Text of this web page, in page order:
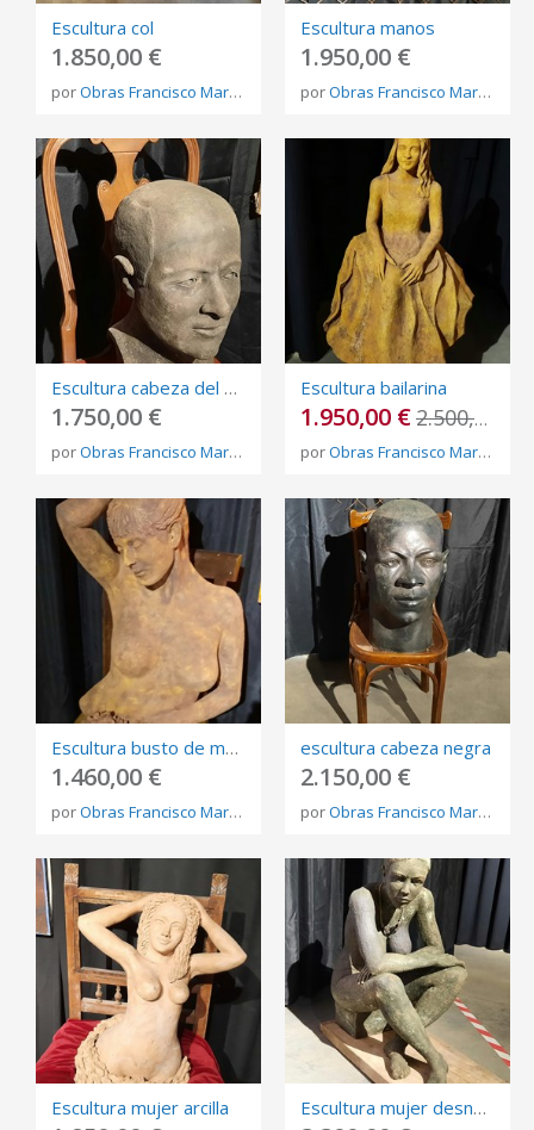
Escultura col
1.850,00 €
porObras Francisco Martínez Rojo
Escultura manos
1.950,00 €
porObras Francisco Martínez Rojo
Escultura cabeza del propio autor
1.750,00 €
porObras Francisco Martínez Rojo
Escultura bailarina
1.950,00 €2.500,00 €
porObras Francisco Martínez Rojo
Escultura busto de mujer arcilla
1.460,00 €
porObras Francisco Martínez Rojo
escultura cabeza negra
2.150,00 €
porObras Francisco Martínez Rojo
Escultura mujer arcilla Escultura mujer desnuda mirando